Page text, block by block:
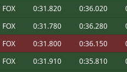
gracias !!
¿qué es el Oasis?
Maxxis por la victoria 🏆 la
FOX 0:31.820 0:36.020
FOX 0:31.780 0:36.280
FOX 0:31.800 0:36.150
FOX 0:31.910 0:35.810